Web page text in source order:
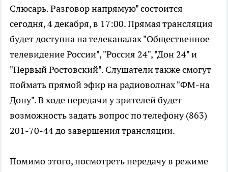
Слюсарь. Разговор напрямую" состоится
сегодня, 4 декабря, в 17:00. Прямая трансляция
будет доступна на телеканалах "Общественное
телевидение России", "Россия 24", "Дон 24" и
"Первый Ростовский". Слушатели также смогут
поймать прямой эфир на радиоволнах "ФМ-на
Дону". В ходе передачи у зрителей будет
возможность задать вопрос по телефону (863)
201-70-44 до завершения трансляции.
Помимо этого, посмотреть передачу в режиме